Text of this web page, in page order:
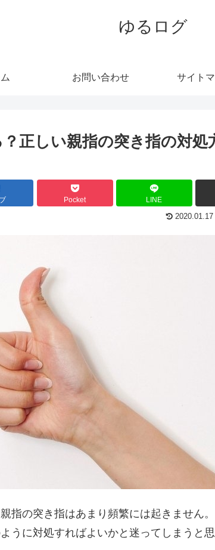
ゆるログ
お問い合わせ サイト
正しい親指の突き指の対処
Pocket LINE
2020.01.17
指の突き指はあまり頻繁には起きません。
うに対処すればよいかと迷ってしまうと思